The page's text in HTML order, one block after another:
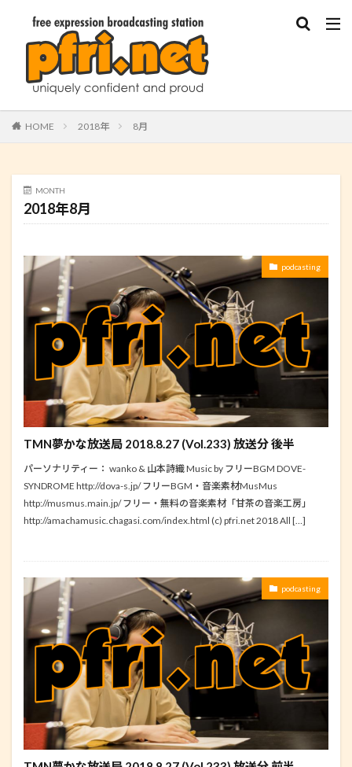
HOME 2018年 8月
MONTH
2018年8月
podcasting
TMN夢かな放送局 2018.8.27 (Vol.233) 放送分 後半
パーソナリティー： wanko & 山本詩織 Music by フリーBGM DOVE-
SYNDROME http://dova-s.jp/ フリーBGM・音楽素材MusMus
http://musmus.main.jp/ フリー・無料の音楽素材「甘茶の音楽工房」
http://amachamusic.chagasi.com/index.html (c) pfri.net 2018 All […]
podcasting